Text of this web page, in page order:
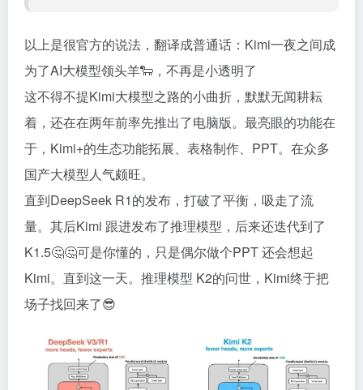
以上是很官方的说法，翻译成普通话：Kimi一夜之间成
为了AI大模型领头羊🐑，不再是小透明了
这不得不提Kimi大模型之路的小曲折，默默无闻耕耘
着，还在在两年前率先推出了电脑版。最亮眼的功能在
于，Kimi+的生态功能拓展、表格制作、PPT。在众多
国产大模型人气颇旺。
直到DeepSeek R1的发布，打破了平衡，吸走了流
量。其后Kimi 跟进发布了推理模型，后来还迭代到了
K1.5🤔🤔可是你懂的，只是偶尔做个PPT 还会想起
Kimi。直到这一天。推理模型 K2的问世，Kimi终于把
场子找回来了😎